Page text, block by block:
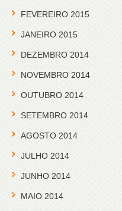
FEVEREIRO 2015
JANEIRO 2015
DEZEMBRO 2014
NOVEMBRO 2014
OUTUBRO 2014
SETEMBRO 2014
AGOSTO 2014
JULHO 2014
JUNHO 2014
MAIO 2014